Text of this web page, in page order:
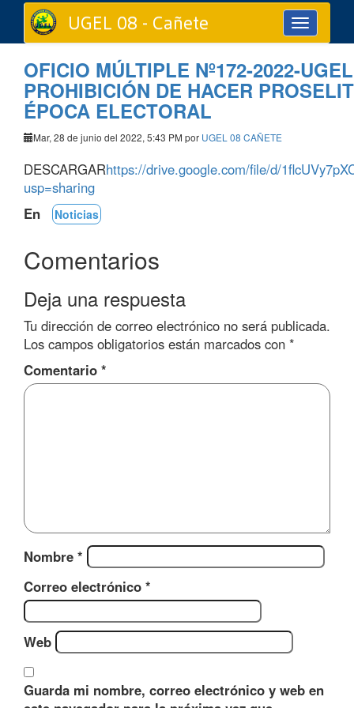
Toggle
navigation
UGEL 08 - Cañete
OFICIO MÚLTIPLE Nº172-2022-
PROHIBICIÓN DE HACER
ÉPOCA ELECTORAL
Mar, 28 de junio del 2022, 5:43 PM por UGEL 08 CAÑETE
DESCARGARhttps://drive.google.com/file/d/
usp=sharing
En
Noticias
Comentarios
Deja una respuesta
Tu dirección de correo electrónico no será publicada.
Los campos obligatorios están marcados con *
Comentario *
Nombre *
Correo electrónico *
Web
Guarda mi nombre, correo electrónico y web en